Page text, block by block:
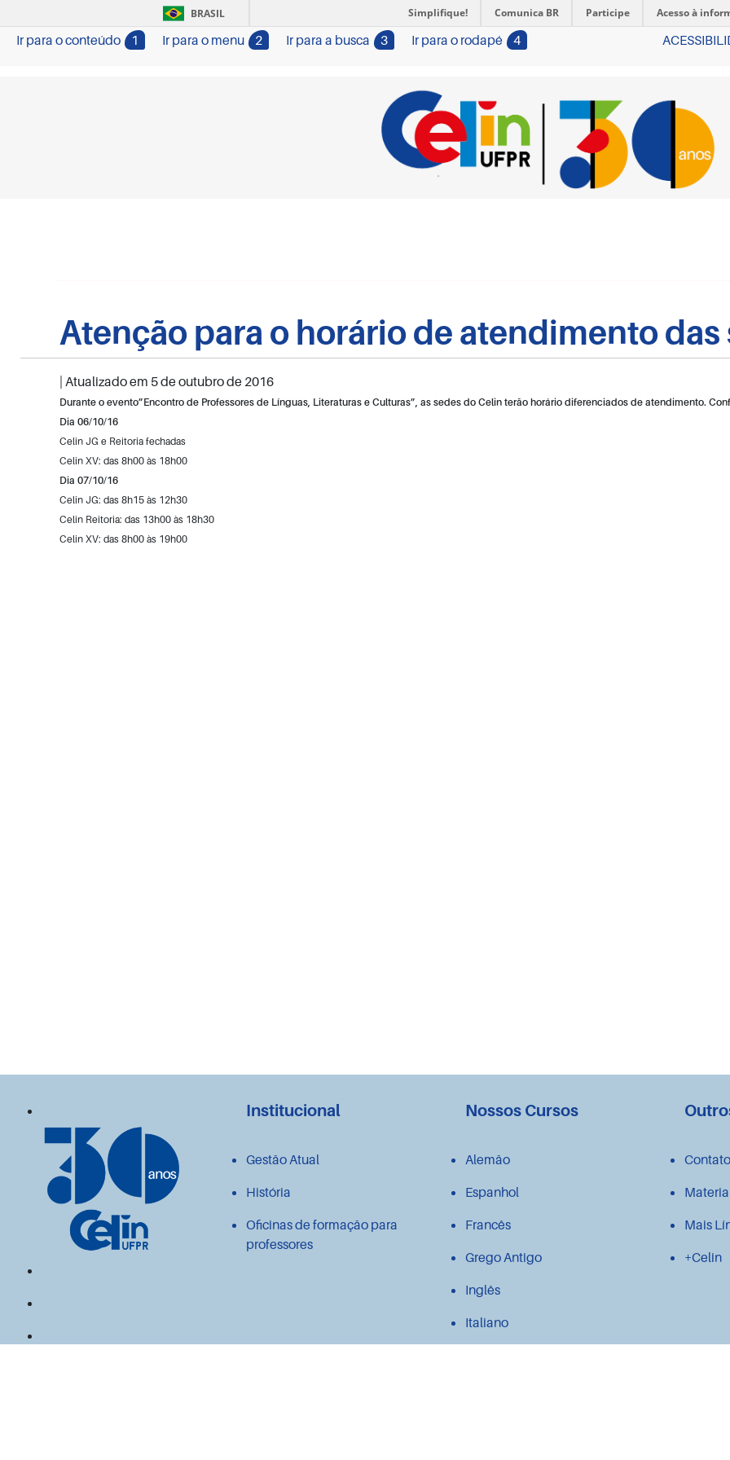
BRASIL Simplifique! Comunica BR Participe Acesso à
Ir para o conteúdo 1 Ir para o menu 2 Ir para a busca 3 Ir para o rodapé 4
Atenção para o horário de atendimento das
| Atualizado em 5 de outubro de 2016
Durante o evento”Encontro de Professores de Línguas, Literaturas e Culturas”, as sedes do Celin terão horário diferenciados de atendimento.
Dia 06/10/16
Celin JG e Reitoria fechadas
Celin XV: das 8h00 às 18h00
Dia 07/10/16
Celin JG: das 8h15 às 12h30
Celin Reitoria: das 13h00 às 18h30
Celin XV: das 8h00 às 19h00
Institucional
Gestão Atual
História
Oficinas de formação para
professores
Nossos Cursos
Alemão
Espanhol
Francês
Grego Antigo
Inglês
Italiano
Contato
Mais
+Celin